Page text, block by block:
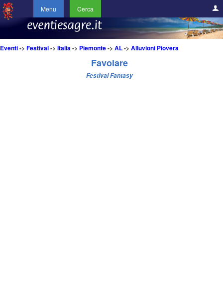
Menu Cerca
Eventi-> Festival-> Italia-> Piemonte-> AL-> Alluvioni Piovera
Favolare
Festival Fantasy